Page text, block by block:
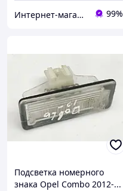
Интернет-магазин БУСИК 99%
Подсветка номерного
знака Opel Combo 2012-...